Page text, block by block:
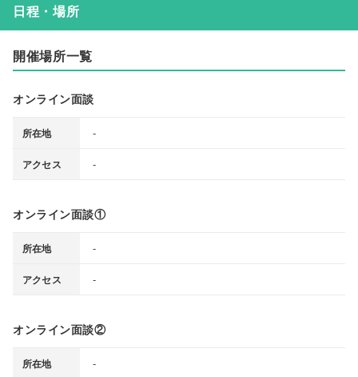
日程・場所
開催場所一覧
オンライン面談
所在地 -
アクセス -
オンライン面談①
所在地 -
アクセス -
オンライン面談②
所在地 -